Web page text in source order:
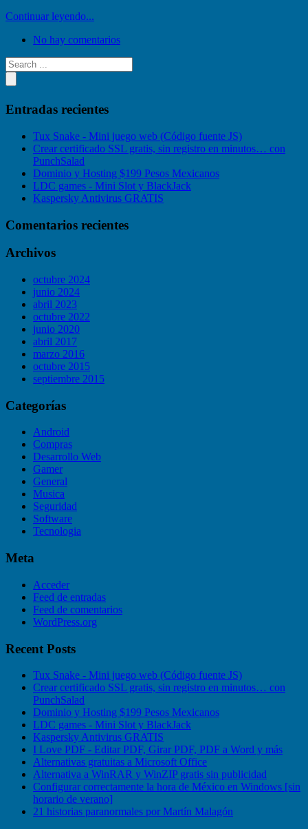
Continuar leyendo...
No hay comentarios
Entradas recientes
Tux Snake - Mini juego web (Código fuente JS)
Crear certificado SSL gratis, sin registro en minutos… con
PunchSalad
Dominio y Hosting $199 Pesos Mexicanos
LDC games - Mini Slot y BlackJack
Kaspersky Antivirus GRATIS
Comentarios recientes
Archivos
octubre 2024
junio 2024
abril 2023
octubre 2022
junio 2020
abril 2017
marzo 2016
octubre 2015
septiembre 2015
Categorías
Android
Compras
Desarrollo Web
Gamer
General
Musica
Seguridad
Software
Tecnologia
Meta
Acceder
Feed de entradas
Feed de comentarios
WordPress.org
Recent Posts
Tux Snake - Mini juego web (Código fuente JS)
Crear certificado SSL gratis, sin registro en minutos… con
PunchSalad
Dominio y Hosting $199 Pesos Mexicanos
LDC games - Mini Slot y BlackJack
Kaspersky Antivirus GRATIS
I Love PDF - Editar PDF, Girar PDF, PDF a Word y más
Alternativas gratuitas a Microsoft Office
Alternativa a WinRAR y WinZIP gratis sin publicidad
Configurar correctamente la hora de México en Windows [sin
horario de verano]
21 historias paranormales por Martín Malagón